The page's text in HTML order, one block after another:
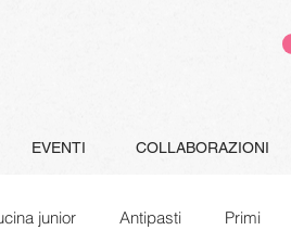
EVENTI COLLABORAZIONI
junior Antipasti Primi